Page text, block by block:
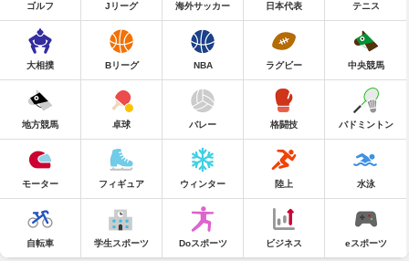
ゴルフ Jリーグ 海外サッカー 日本代表 テニス
大相撲 Bリーグ NBA ラグビー 中央競馬
地方競馬 卓球 バレー 格闘技 バドミントン
モーター フィギュア ウィンター 陸上 水泳
自転車 学生スポーツ Doスポーツ ビジネス eスポーツ